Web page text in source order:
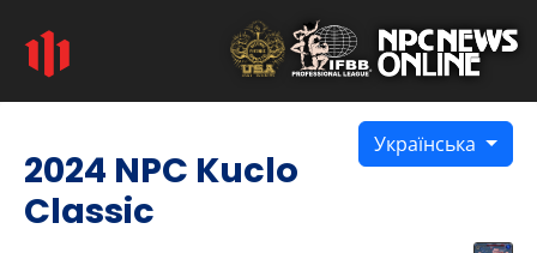
Українська
2024 NPC Kuclo
Classic